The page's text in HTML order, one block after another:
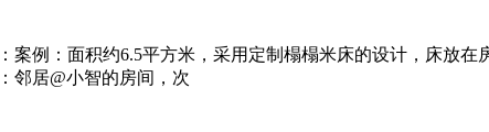
例：面积约6.5平方米，采用定制榻榻米床的设计，床放
邻居@小智的房间，次